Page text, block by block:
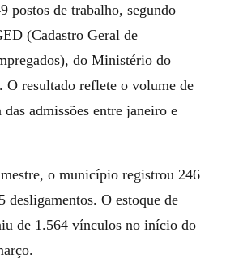
postos de trabalho, segundo
(Cadastro Geral de
do Ministério do
O resultado reflete o volume de
admissões entre janeiro e
o município registrou 246
desligamentos. O estoque de
de 1.564 vínculos no início do